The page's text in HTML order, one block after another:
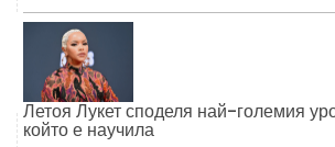
Летоя Лукет споделя най-големия
който е научила